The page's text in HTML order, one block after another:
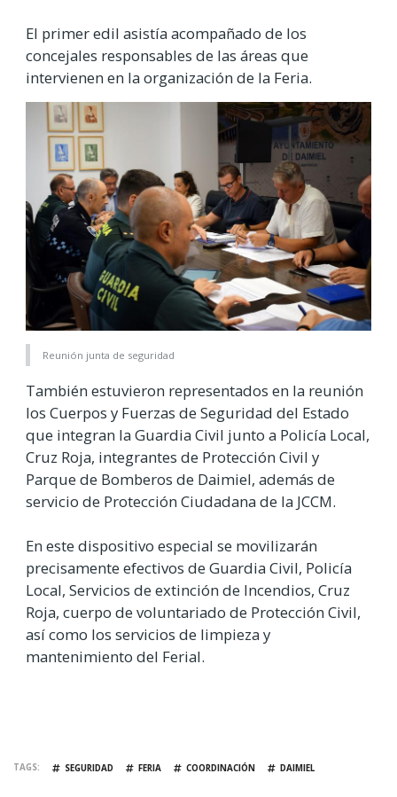
El primer edil asistía acompañado de los
concejales responsables de las áreas que
intervienen en la organización de la Feria.
Reunión junta de seguridad
También estuvieron representados en la reunión
los Cuerpos y Fuerzas de Seguridad del Estado
que integran la Guardia Civil junto a Policía Local,
Cruz Roja, integrantes de Protección Civil y
Parque de Bomberos de Daimiel, además de
servicio de Protección Ciudadana de la JCCM.
En este dispositivo especial se movilizarán
precisamente efectivos de Guardia Civil, Policía
Local, Servicios de extinción de Incendios, Cruz
Roja, cuerpo de voluntariado de Protección Civil,
así como los servicios de limpieza y
mantenimiento del Ferial.
TAGS SEGURIDAD FERIA COORDINACIÓN DAIMIEL